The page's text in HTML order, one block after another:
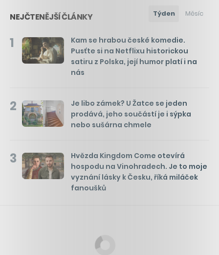
NEJČTENĚJŠÍ ČLÁNKY Týden Měsíc
1
Kam se hrabou české komedie.
Pusťte si na Netflixu historickou
satiru z Polska, její humor platí i na
nás
2
Je libo zámek? U Žatce se jeden
prodává, jeho součástí je i sýpka
nebo sušárna chmele
3
Hvězda Kingdom Come otevírá
hospodu na Vinohradech. Je to moje
vyznání lásky k Česku, říká miláček
fanoušků